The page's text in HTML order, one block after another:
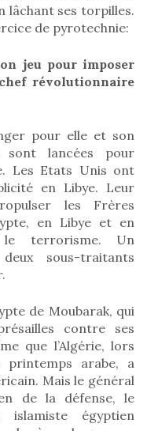
lâchant ses torpilles.
de pyrotechnie:
jeu pour imposer
révolutionnaire
pour elle et son
sont lancées pour
Les Etats Unis ont
en Libye. Leur
les Frères
en Libye et en
terrorisme. Un
sous-traitants
de Moubarak, qui
contre ses
que l’Algérie, lors
printemps arabe, a
Mais le général
de la défense, le
égyptien